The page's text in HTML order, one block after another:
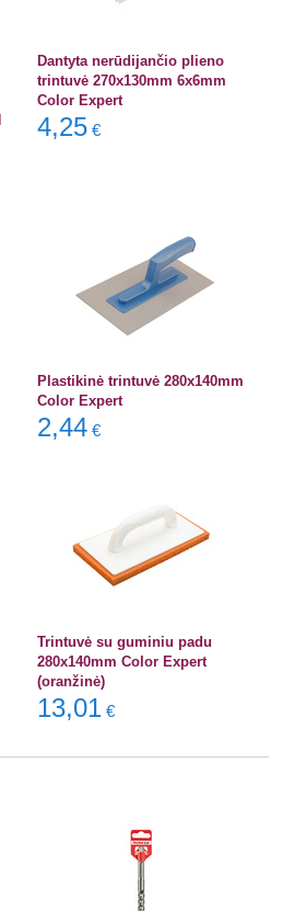
Dantyta nerūdijančio plieno
trintuvė 270x130mm 6x6mm
Color Expert
4,25 €
Plastikinė trintuvė 280x140mm
Color Expert
2,44 €
Trintuvė su guminiu padu
280x140mm Color Expert
(oranžinė)
13,01 €